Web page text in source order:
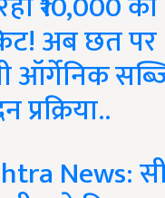
अब छत पर
ऑर्गेनिक
News: